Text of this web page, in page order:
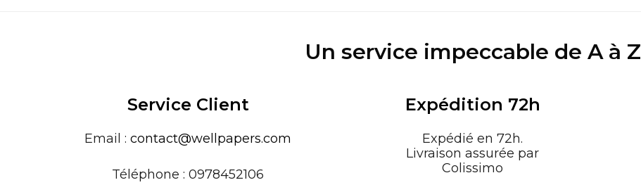
Un service impeccable de A à Z
Service Client
Email :contact@wellpapers.com
Téléphone : 0978452106
Expédition 72h
Expédié en 72h.
Livraison assurée par
Colissimo